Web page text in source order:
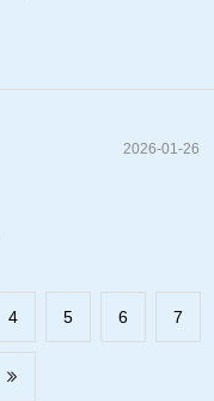
2026-01-26
​4 ​5 ​6 ​7